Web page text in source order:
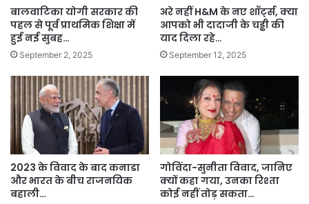
बालवाटिका योगी सरकार की
पहल से पूर्व प्राथमिक शिक्षा में
हुई नई सुबह…
September 2, 2025
अरे नहीं H&M के नए शॉर्ट्स, क्या
आपको भी दादाजी के चड्ढी की
याद दिला रहे…
September 12, 2025
2023 के विवाद के बाद कनाडा
और भारत के बीच राजनयिक
बहाली…
गोविंदा-सुनीता विवाद, जानिए
क्यों कहा गया, उनका रिश्ता
कोई नहीं तोड़ सकता…